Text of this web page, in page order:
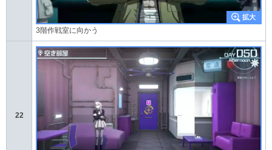
3階作戦室に向かう
22